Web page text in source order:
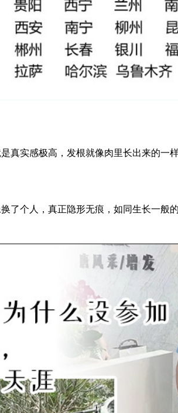
真实感极高，发根就像肉里长出来的一
了个人，真正隐形无痕，如同生长一般的